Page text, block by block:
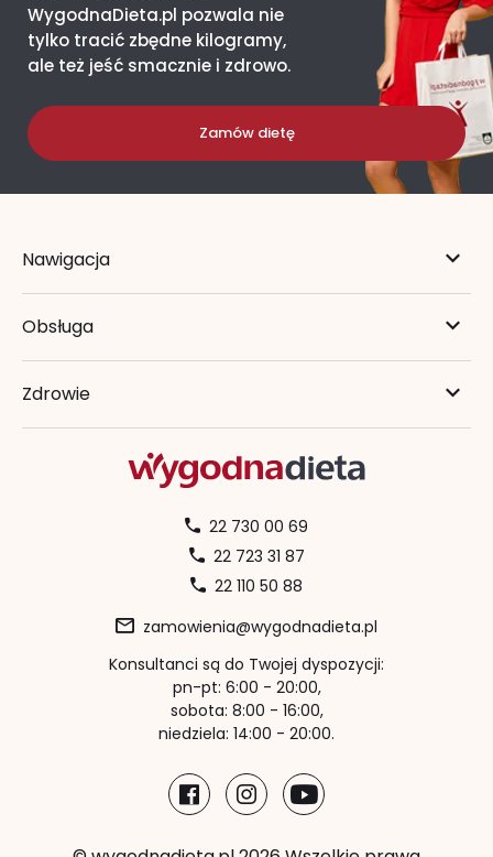
WygodnaDieta.pl pozwala nie
tylko tracić zbędne kilogramy,
ale też jeść smacznie i zdrowo.
Zamów dietę
Nawigacja
Obsługa
Zdrowie
22 730 00 69
22 723 31 87
22 110 50 88
zamowienia@wygodnadieta.pl
Konsultanci są do Twojej dyspozycji:
pn-pt: 6:00 - 20:00,
sobota: 8:00 - 16:00,
niedziela: 14:00 - 20:00.